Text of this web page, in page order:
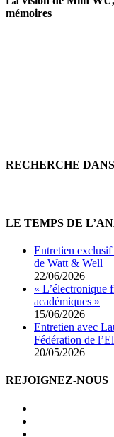
mémoires
RECHERCHE
LE TEMPS DE
Entretien
de Watt & Well
22/06/2026
« L’électronique
académiques »
15/06/2026
Entretien avec
Fédération de
20/05/2026
REJOIGNEZ-NOUS